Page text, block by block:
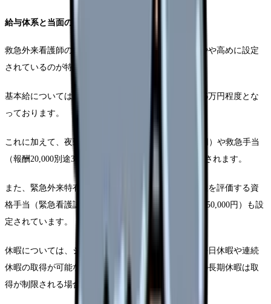
給与体系と当面の詳細
救急外来看護師の給与制度は、一般病棟と比較してやや高めに設定
されているのが特徴です。
基本給については、経験3～5年程度の場合、28万円35万円程度とな
っております。
これに加えて、夜勤手当（1回あたり12,000円15,000円）や救急手当
（報酬20,000別途30,000円）など、様々な手当が支給されます。
また、緊急外来特有の一時として、緊急看護の専門性を評価する資
格手当（緊急看護認定看護師の場合、月額30,000別途50,000円）も設
定されています。
休暇については、シフト制による勤務となるため、平日休暇や連続
休暇の取得が可能な安心、年末年始やウィークなどの長期休暇は取
得が制限される場合があります。